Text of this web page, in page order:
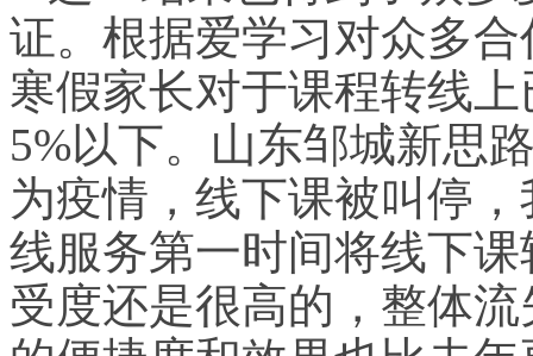
证。根据爱学习对众多
寒假家长对于课程转线
5%以下。山东邹城新思
为疫情，线下课被叫停
线服务第一时间将线下
受度还是很高的，整体